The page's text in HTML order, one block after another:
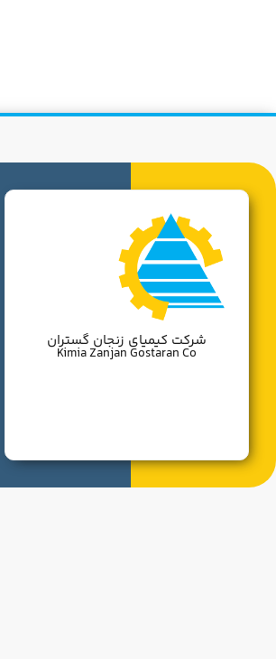
شرکت کیمیای زنجان گستران
Kimia Zanjan Gostaran Co